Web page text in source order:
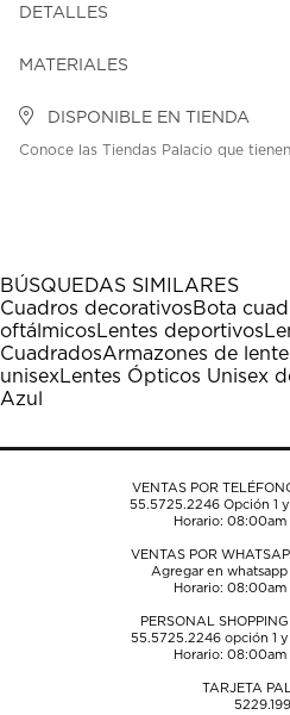
DETALLES
MATERIALES
DISPONIBLE EN TIENDA
Conoce las Tiendas Palacio que
BÚSQUEDAS SIMILARES
Cuadros decorativosBota
oftálmicosLentes deportivos
CuadradosArmazones de
unisexLentes Ópticos Unisex
Azul
VENTAS POR
55.5725.2246Opción 1
Horario:
VENTAS POR
Agregar en
Horario:
PERSONAL
55.5725.2246opción 1
Horario:
TARJETA